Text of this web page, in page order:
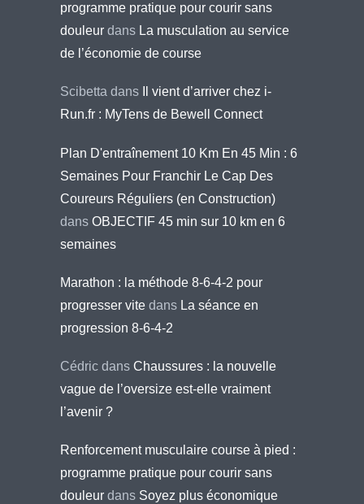
programme pratique pour courir sans
douleur dans La musculation au service
de l’économie de course
Scibetta dans
Il vient d’arriver chez i-
Run.fr : MyTens de Bewell Connect
Plan D'entraînement 10 Km En 45 Min : 6
Semaines Pour Franchir Le Cap Des
Coureurs Réguliers (en Construction)
dans OBJECTIF 45 min sur 10 km en 6
semaines
Marathon : la méthode 8-6-4-2 pour
progresser vite dans La séance en
progression 8-6-4-2
Cédric dans Chaussures : la nouvelle
vague de l’oversize est-elle vraiment
l’avenir ?
Renforcement musculaire course à pied :
programme pratique pour courir sans
douleur dans Soyez plus économique